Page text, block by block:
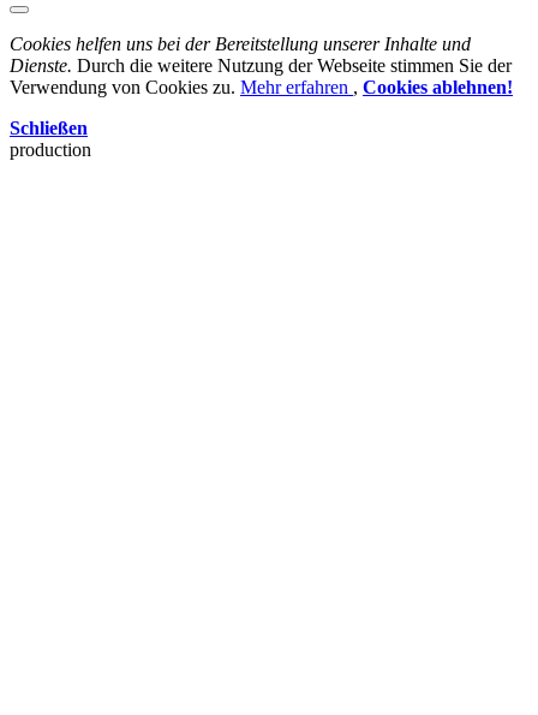
Cookies helfen uns bei der Bereitstellung unserer Inhalte und
Dienste. Durch die weitere Nutzung der Webseite stimmen Sie der
Verwendung von Cookies zu. Mehr erfahren , Cookies ablehnen!
Schließen
production